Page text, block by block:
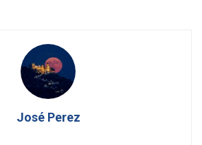
José Perez